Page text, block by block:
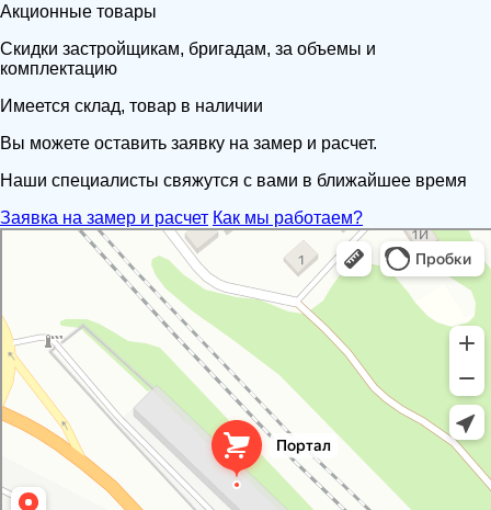
Акционные товары
Скидки застройщикам, бригадам, за объемы и
комплектацию
Имеется склад, товар в наличии
Вы можете оставить заявку на замер и расчет.
Наши специалисты свяжутся с вами в ближайшее время
Заявка на замер и расчет Как мы работаем?
Портал
Кровля и кровельные материалы в Новороссийске
Фасады и фасадные системы в Новороссийске